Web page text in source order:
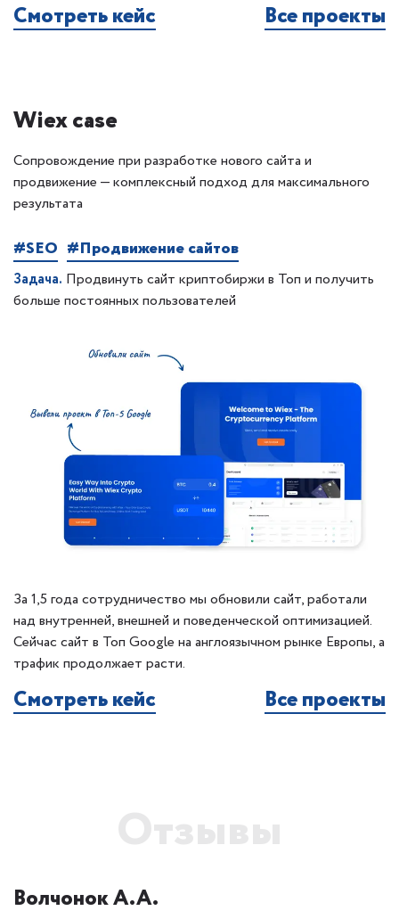
Смотреть кейс Все проекты
Wiex case
Сопровождение при разработке нового сайта и
продвижение — комплексный подход для максимального
результата
#SEO #Продвижение сайтов
Задача. Продвинуть сайт криптобиржи в Топ и получить
больше постоянных пользователей
За 1,5 года сотрудничество мы обновили сайт, работали
над внутренней, внешней и поведенческой оптимизацией.
Сейчас сайт в Топ Google на англоязычном рынке Европы, а
трафик продолжает расти.
Смотреть кейс Все проекты
Волчонок А.А.